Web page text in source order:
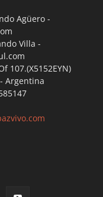
Agüero -
Villa -
107.(X5152EYN)
Argentina